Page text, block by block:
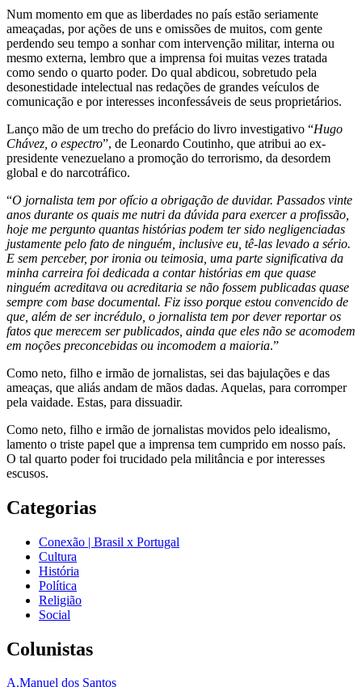
Num momento em que as liberdades no país estão seriamente
ameaçadas, por ações de uns e omissões de muitos, com gente
perdendo seu tempo a sonhar com intervenção militar, interna ou
mesmo externa, lembro que a imprensa foi muitas vezes tratada
como sendo o quarto poder. Do qual abdicou, sobretudo pela
desonestidade intelectual nas redações de grandes veículos de
comunicação e por interesses inconfessáveis de seus proprietários.
Lanço mão de um trecho do prefácio do livro investigativo “Hugo
Chávez, o espectro”, de Leonardo Coutinho, que atribui ao ex-
presidente venezuelano a promoção do terrorismo, da desordem
global e do narcotráfico.
“O jornalista tem por ofício a obrigação de duvidar. Passados vinte
anos durante os quais me nutri da dúvida para exercer a profissão,
hoje me pergunto quantas histórias podem ter sido negligenciadas
justamente pelo fato de ninguém, inclusive eu, tê-las levado a sério.
E sem perceber, por ironia ou teimosia, uma parte significativa da
minha carreira foi dedicada a contar histórias em que quase
ninguém acreditava ou acreditaria se não fossem publicadas quase
sempre com base documental. Fiz isso porque estou convencido de
que, além de ser incrédulo, o jornalista tem por dever reportar os
fatos que merecem ser publicados, ainda que eles não se acomodem
em noções preconcebidas ou incomodem a maioria.”
Como neto, filho e irmão de jornalistas, sei das bajulações e das
ameaças, que aliás andam de mãos dadas. Aquelas, para corromper
pela vaidade. Estas, para dissuadir.
Como neto, filho e irmão de jornalistas movidos pelo idealismo,
lamento o triste papel que a imprensa tem cumprido em nosso país.
O tal quarto poder foi trucidado pela militância e por interesses
escusos.
Categorias
Conexão | Brasil x Portugal
Cultura
História
Política
Religião
Social
Colunistas
A.Manuel dos Santos